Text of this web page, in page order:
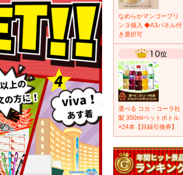
なめらかマンゴープリ
ン３個入 ◆A3パネル付
き選択可
選べる コカ・コーラ社
製 350mlペットボトル
×24本【目録引換券】